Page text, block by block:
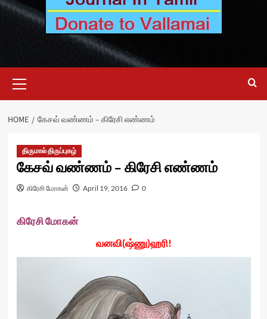
Menu
HOME கேசவ் வண்ணம் – கிரேசி எண்ணம்
திருமால் திருப்புகழ்
கேசவ் வண்ணம் – கிரேசி எண்ணம்
கிரேசி மோகன் April 19, 2016 0
கிரேசி மோகன்
வனவி(ஷ்ணு)ஹரி!